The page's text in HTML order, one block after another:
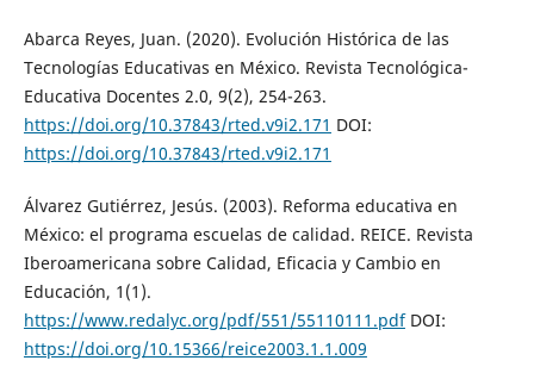
Abarca Reyes, Juan. (2020). Evolución Histórica de las
Tecnologías Educativas en México. Revista Tecnológica-
Educativa Docentes 2.0, 9(2), 254-263.
https://doi.org/10.37843/rted.v9i2.171 DOI:
https://doi.org/10.37843/rted.v9i2.171
Álvarez Gutiérrez, Jesús. (2003). Reforma educativa en
México: el programa escuelas de calidad. REICE. Revista
Iberoamericana sobre Calidad, Eficacia y Cambio en
Educación, 1(1).
https://www.redalyc.org/pdf/551/55110111.pdfDOI:
https://doi.org/10.15366/reice2003.1.1.009